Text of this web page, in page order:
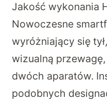
Jakość wykonania
Nowoczesne
wyróżniający się
wizualną
dwóch aparatów.
podobnych